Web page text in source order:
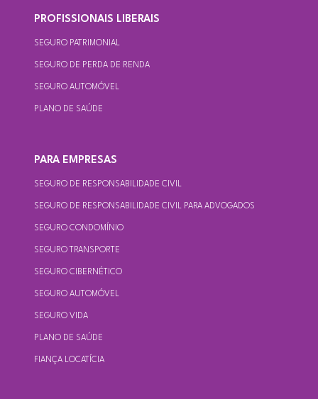
PROFISSIONAIS LIBERAIS
SEGURO PATRIMONIAL
SEGURO DE PERDA DE RENDA
SEGURO AUTOMÓVEL
PLANO DE SAÚDE
PARA EMPRESAS
SEGURO DE RESPONSABILIDADE CIVIL
SEGURO DE RESPONSABILIDADE CIVIL PARA ADVOGADOS
SEGURO CONDOMÍNIO
SEGURO TRANSPORTE
SEGURO CIBERNÉTICO
SEGURO AUTOMÓVEL
SEGURO VIDA
PLANO DE SAÚDE
FIANÇA LOCATÍCIA